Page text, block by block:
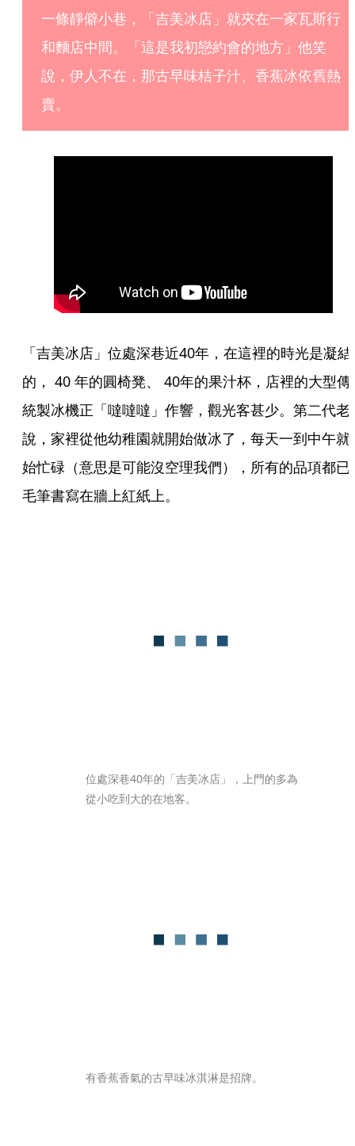
一條靜僻小巷，「吉美冰店」就夾在一家瓦斯行
和麵店中間。「這是我初戀約會的地方」他笑
說，伊人不在，那古早味桔子汁、香蕉冰依舊熱
賣。
「吉美冰店」位處深巷近40年，在這裡的時光是凝結
的， 40 年的圓椅凳、 40年的果汁杯，店裡的大型傳
統製冰機正「噠噠噠」作響，觀光客甚少。第二代老
說，家裡從他幼稚園就開始做冰了，每天一到中午就
始忙碌（意思是可能沒空理我們），所有的品項都已
毛筆書寫在牆上紅紙上。
位處深巷40年的「吉美冰店」，上門的多為
從小吃到大的在地客。
有香蕉香氣的古早味冰淇淋是招牌。